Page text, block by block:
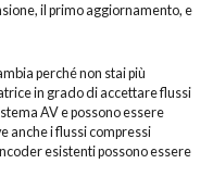
il primo aggiornamento, e
perché non stai più
in grado di accettare flussi
AV e possono essere
anche i flussi compressi
esistenti possono essere